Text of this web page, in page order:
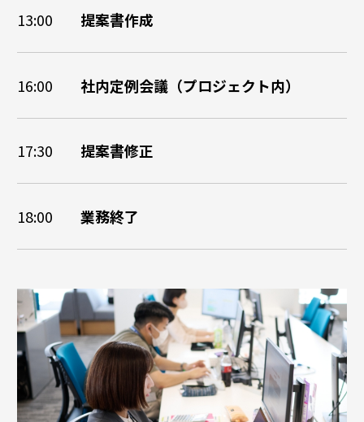
13:00 提案書作成
16:00 社内定例会議（プロジェクト内）
17:30 提案書修正
18:00 業務終了